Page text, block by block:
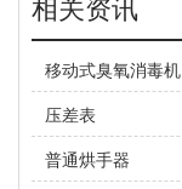
移动式臭氧消毒机
压差表
普通烘手器